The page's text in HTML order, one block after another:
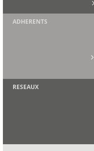
ADHERENTS
RESEAUX